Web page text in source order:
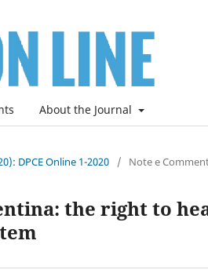
About the Journal
DPCE Online 1-2020 / Note e
the right to